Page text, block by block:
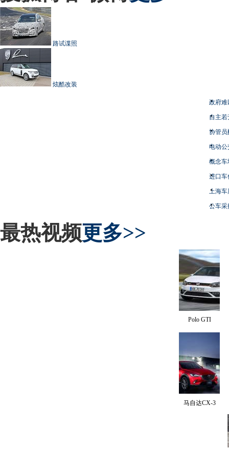
路试谍照
炫酷改装
政府难
自主
协管员
电动
概念车
进口车
上海
公车采
最热视频更多>>
Polo GTI
马自达CX-3